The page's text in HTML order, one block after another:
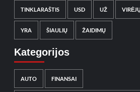
TINKLARAŠTIS USD UŽ
YRA ŠIAULIŲ ŽAIDIMŲ
Kategorijos
AUTO FINANSAI